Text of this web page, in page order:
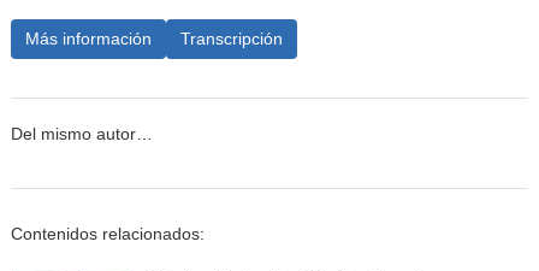
Más información Transcripción
Del mismo autor…
Contenidos relacionados: